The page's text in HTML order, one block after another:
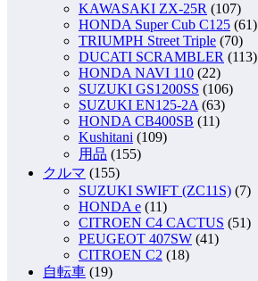
KAWASAKI ZX-25R (107)
HONDA Super Cub C125 (61)
TRIUMPH Street Triple (70)
DUCATI SCRAMBLER (113)
HONDA NAVI 110 (22)
SUZUKI GS1200SS (106)
SUZUKI EN125-2A (63)
HONDA CB400SB (11)
Kushitani (109)
用品 (155)
クルマ (155)
SUZUKI SWIFT (ZC11S) (7)
HONDA e (11)
CITROEN C4 CACTUS (51)
PEUGEOT 407SW (41)
CITROEN C2 (18)
自転車 (19)